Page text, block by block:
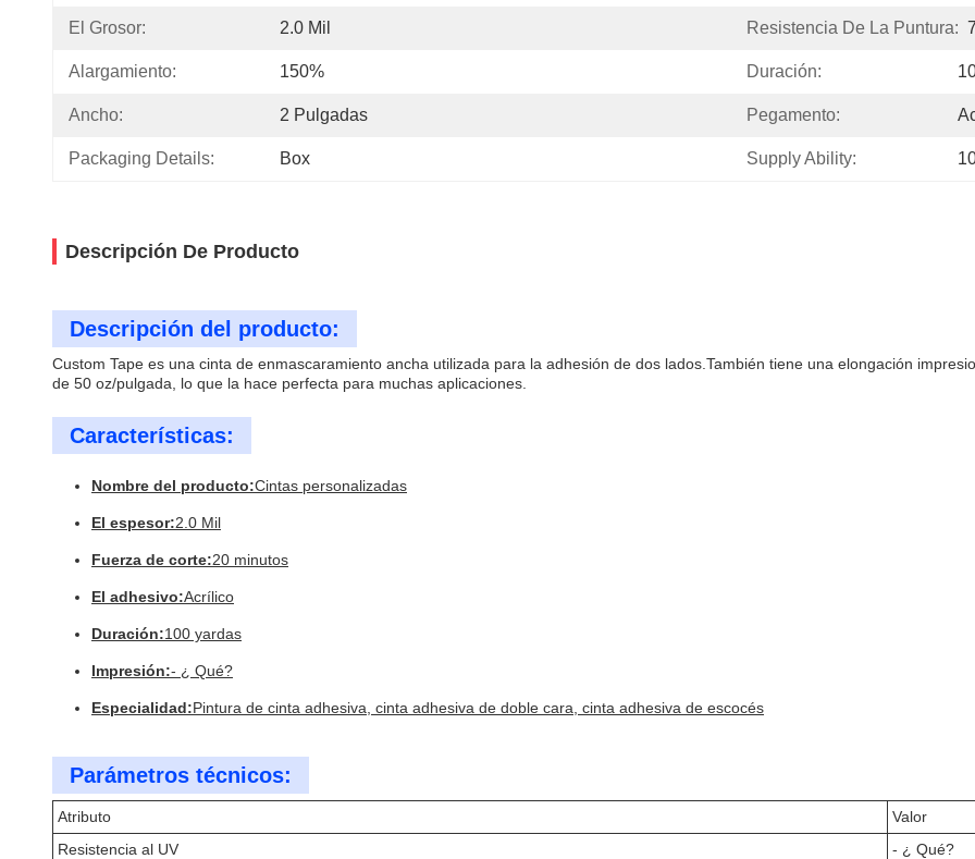
El Grosor: 2.0 Mil Resistencia De La Puntura:
Alargamiento: 150% Duración:
Ancho: 2 Pulgadas Pegamento:
Packaging Details: Box Supply Ability:
Descripción De Producto
Descripción del producto:
Custom Tape es una cinta de enmascaramiento ancha utilizada para la adhesión de dos lados.También tiene una elongación
de 50 oz/pulgada, lo que la hace perfecta para muchas aplicaciones.
Características:
Nombre del producto:Cintas personalizadas
El espesor:2.0 Mil
Fuerza de corte:20 minutos
El adhesivo:Acrílico
Duración:100 yardas
Impresión:- ¿ Qué?
Especialidad:Pintura de cinta adhesiva, cinta adhesiva de doble cara, cinta adhesiva de escocés
Parámetros técnicos:
Atributo
Valor
Resistencia al UV
- ¿ Qué?